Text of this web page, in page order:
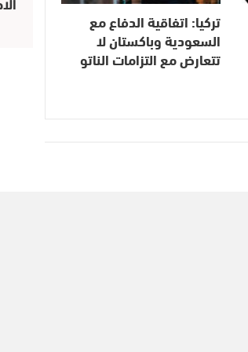
تركيا: اتفاقية الدفاع مع
السعودية وباكستان لا
تتعارض مع التزامات الناتو